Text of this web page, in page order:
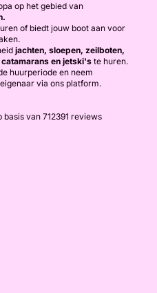
op het gebied van
of biedt jouw boot aan voor
jachten, sloepen, zeilboten,
en jetski's te huren.
huurperiode en neem
via ons platform.
basis van 712391 reviews